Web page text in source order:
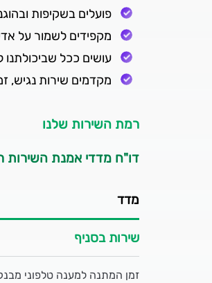
פועלים בשקיפות
מקפידים לשמור על
עושים ככל
מקדמים שירות נגיש,
רמת השירות שלנו
דו"ח מדדי אמנת השירות
מדד
שירות בסניף
זמן המתנה למענה טלפוני